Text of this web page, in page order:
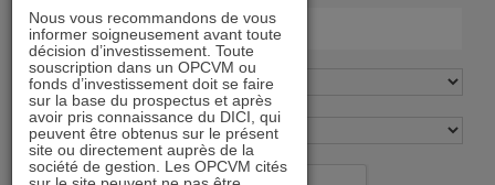
Nous vous recommandons de vous
informer soigneusement avant toute
décision d’investissement. Toute
souscription dans un OPCVM ou
fonds d’investissement doit se faire
sur la base du prospectus et après
avoir pris connaissance du DICI, qui
peuvent être obtenus sur le présent
site ou directement auprès de la
société de gestion. Les OPCVM cités